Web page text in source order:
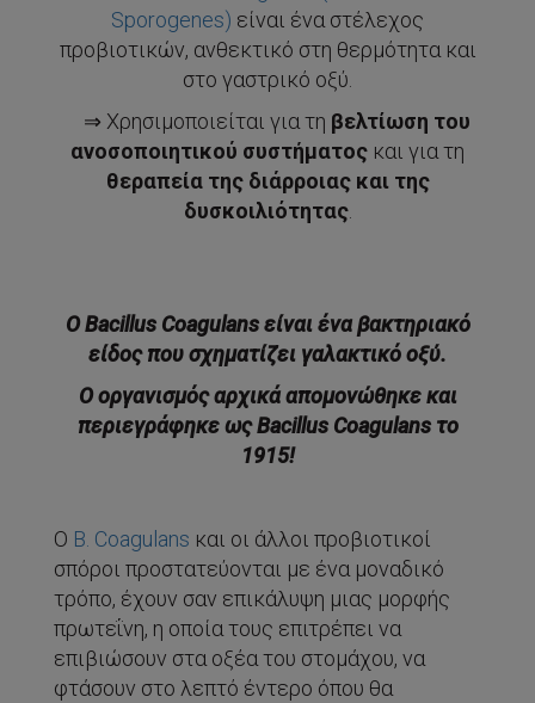
Sporogenes) είναι ένα στέλεχος
προβιοτικών, ανθεκτικό στη θερμότητα και
στο γαστρικό οξύ.
⇒ Χρησιμοποιείται για τη βελτίωση του
ανοσοποιητικού συστήματος και για τη
θεραπεία της διάρροιας και της
δυσκοιλιότητας.
Ο Bacillus Coagulans είναι ένα βακτηριακό
είδος που σχηματίζει γαλακτικό οξύ.
Ο οργανισμός αρχικά απομονώθηκε και
περιεγράφηκε ως Bacillus Coagulans το
1915!
O B. Coagulans και οι άλλοι προβιοτικoί
σπόροι προστατεύονται με ένα μοναδικό
τρόπο, έχουν σαν επικάλυψη μιας μορφής
πρωτεΐνη, η οποία τους επιτρέπει να
επιβιώσουν στα οξέα του στομάχου, να
φτάσουν στο λεπτό έντερο όπου θα